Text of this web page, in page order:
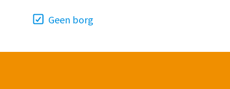
Geen borg